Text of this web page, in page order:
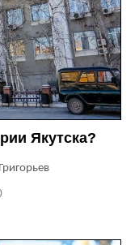
Якутска?